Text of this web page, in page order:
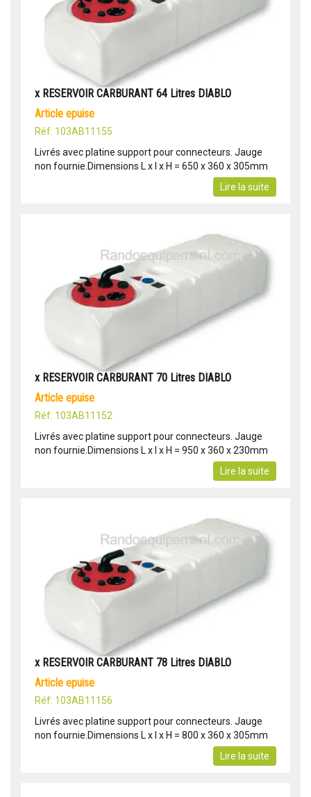
x RESERVOIR CARBURANT 64 Litres DIABLO
article epuise
Réf: 103AB11155
Livrés avec platine support pour connecteurs. Jauge
non fournie.Dimensions L x l x H = 650 x 360 x 305mm
Lire la suite
x RESERVOIR CARBURANT 70 Litres DIABLO
article epuise
Réf: 103AB11152
Livrés avec platine support pour connecteurs. Jauge
non fournie.Dimensions L x l x H = 950 x 360 x 230mm
Lire la suite
x RESERVOIR CARBURANT 78 Litres DIABLO
article epuise
Réf: 103AB11156
Livrés avec platine support pour connecteurs. Jauge
non fournie.Dimensions L x l x H = 800 x 360 x 305mm
Lire la suite